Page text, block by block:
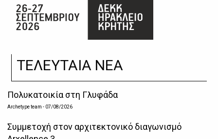
ΤΕΛΕΥΤΑΙΑ ΝΕΑ
Πολυκατοικία στη Γλυφάδα
Archetype team - 07/08/2026
Συμμετοχή στον αρχιτεκτονικό διαγωνισμό